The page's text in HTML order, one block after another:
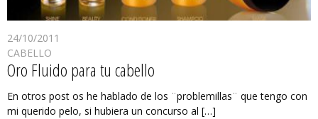
24/10/2011
CABELLO
Oro Fluido para tu cabello
En otros post os he hablado de los ¨problemillas¨ que tengo con
mi querido pelo, si hubiera un concurso al […]